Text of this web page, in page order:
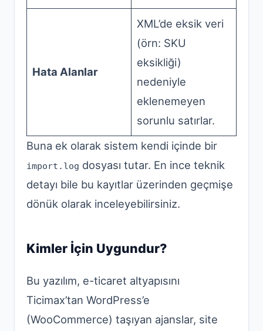
Hata Alanlar
XML’de eksik veri
(örn: SKU
eksikliği)
nedeniyle
eklenemeyen
sorunlu satırlar.
Buna ek olarak sistem kendi içinde bir
import.log dosyası tutar. En ince teknik
detayı bile bu kayıtlar üzerinden geçmişe
dönük olarak inceleyebilirsiniz.
Kimler İçin Uygundur?
Bu yazılım, e-ticaret altyapısını
Ticimax’tan WordPress’e
(WooCommerce) taşıyan ajanslar, site